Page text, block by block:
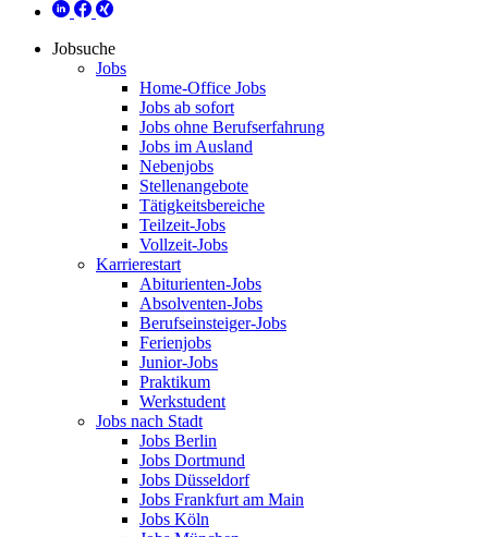
Jobsuche
Jobs
Home-Office Jobs
Jobs ab sofort
Jobs ohne Berufserfahrung
Jobs im Ausland
Nebenjobs
Stellenangebote
Tätigkeitsbereiche
Teilzeit-Jobs
Vollzeit-Jobs
Karrierestart
Abiturienten-Jobs
Absolventen-Jobs
Berufseinsteiger-Jobs
Ferienjobs
Junior-Jobs
Praktikum
Werkstudent
Jobs nach Stadt
Jobs Berlin
Jobs Dortmund
Jobs Düsseldorf
Jobs Frankfurt am Main
Jobs Köln